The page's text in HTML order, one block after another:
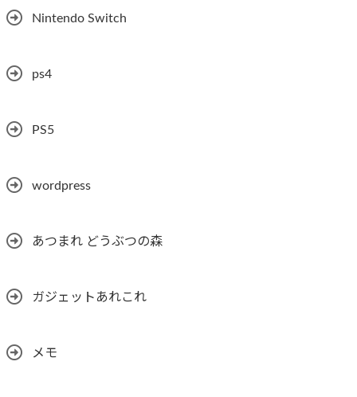
Nintendo Switch
ps4
PS5
wordpress
あつまれ どうぶつの森
ガジェットあれこれ
メモ